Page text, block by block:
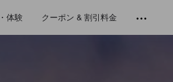
体験 クーポン & 割引料金